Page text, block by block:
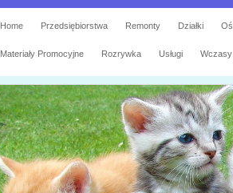
Home Przedsiębiorstwa Remonty Działki
Materiały Promocyjne Rozrywka Usługi Wczasy